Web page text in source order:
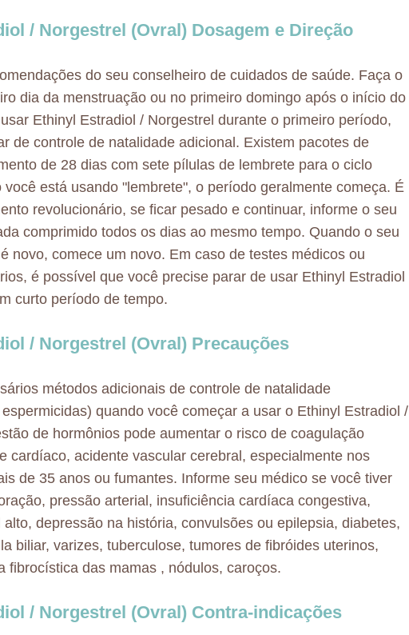
/ Norgestrel (Ovral) Dosagem e Direção
do seu conselheiro de cuidados de saúde. Faça o
dia da menstruação ou no primeiro domingo após o início do
Ethinyl Estradiol / Norgestrel durante o primeiro período,
de controle de natalidade adicional. Existem pacotes de
de 28 dias com sete pílulas de lembrete para o ciclo
você está usando "lembrete", o período geralmente começa. É
revolucionário, se ficar pesado e continuar, informe o seu
comprimido todos os dias ao mesmo tempo. Quando o seu
novo, comece um novo. Em caso de testes médicos ou
é possível que você precise parar de usar Ethinyl Estradiol
curto período de tempo.
/ Norgestrel (Ovral) Precauções
métodos adicionais de controle de natalidade
quando você começar a usar o Ethinyl Estradiol /
de hormônios pode aumentar o risco de coagulação
cardíaco, acidente vascular cerebral, especialmente nos
de 35 anos ou fumantes. Informe seu médico se você tiver
pressão arterial, insuficiência cardíaca congestiva,
depressão na história, convulsões ou epilepsia, diabetes,
biliar, varizes, tuberculose, tumores de fibróides uterinos,
fibrocística das mamas , nódulos, caroços.
/ Norgestrel (Ovral) Contra-indicações